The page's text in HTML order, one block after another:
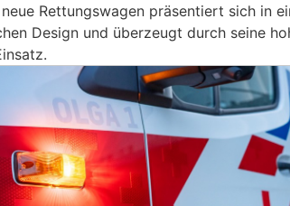
Rettungswagen präsentiert sich in
Design und überzeugt durch seine